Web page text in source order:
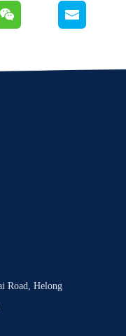
Road, Helong